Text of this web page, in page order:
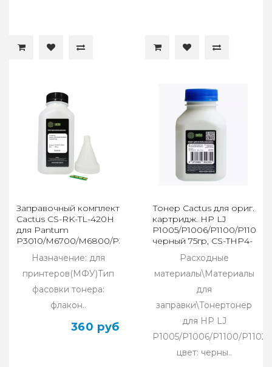
Заправочный комплект
Cactus CS-RK-TL-420H
для Pantum
P3010/M6700/M6800/P3300/M7100,
(тонер + чип)
Назначение: для
принтеров(МФУ)Тип
фасовки тонера:
флакон..
360 руб
Тонер Cactus для ориг.
картридж. HP LJ
P1005/P1006/P1100/P1102/
черный 75гр, CS-THP4-
Расходные
материалы\Материалы
для
заправки\Тонертонер
для HP LJ
P1005/P1006/P1100/P1102,
цвет: черны..